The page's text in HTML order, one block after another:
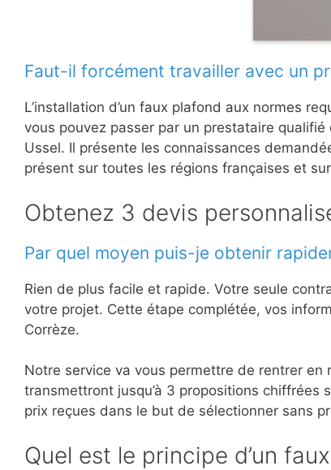
Faut-il forcément travailler avec un
L’installation d’un faux plafond aux normes
vous pouvez passer par un prestataire
Ussel. Il présente les connaissances
présent sur toutes les régions françaises et
Obtenez 3 devis
Par quel moyen puis-je obtenir
Rien de plus facile et rapide. Votre seule
votre projet. Cette étape complétée, vos
Corrèze.
Notre service va vous permettre de rentrer
transmettront jusqu’à 3 propositions chiffrées
prix reçues dans le but de sélectionner sans
Quel est le principe d’un